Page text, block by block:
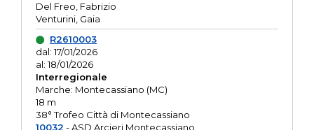
Del Freo, Fabrizio
Venturini, Gaia
R2610003
dal: 17/01/2026
al: 18/01/2026
Interregionale
Marche: Montecassiano (MC)
18 m
38° Trofeo Città di Montecassiano
10032 - ASD Arcieri Montecassiano